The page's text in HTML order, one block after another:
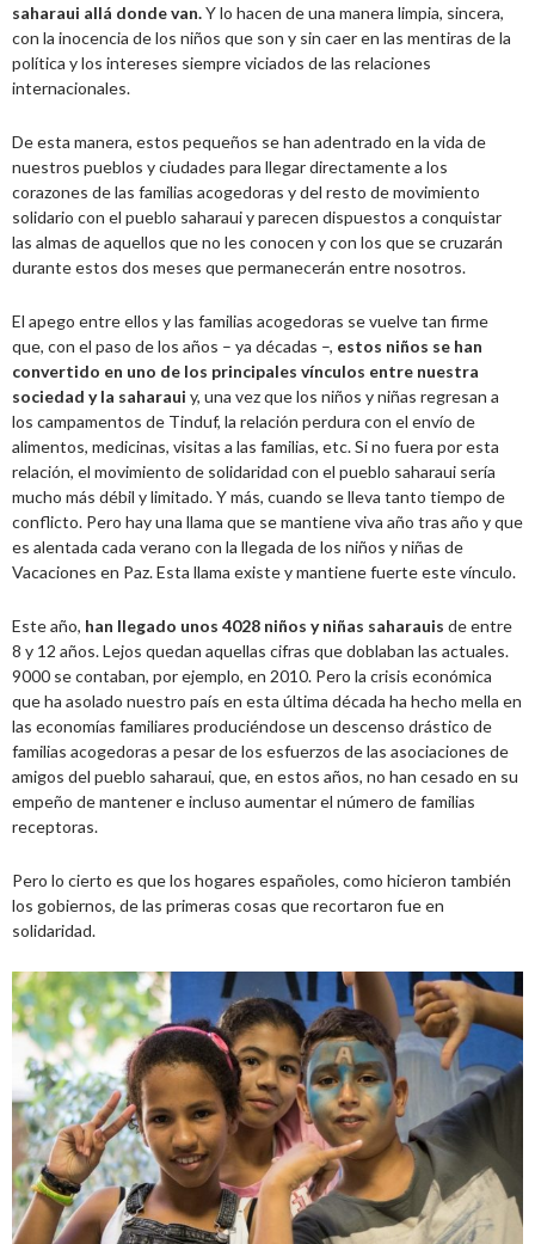
saharaui allá donde van.Y lo hacen de una manera limpia, sincera,
con la inocencia de los niños que son y sin caer en las mentiras de la
política y los intereses siempre viciados de las relaciones
internacionales.
De esta manera, estos pequeños se han adentrado en la vida de
nuestros pueblos y ciudades para llegar directamente a los
corazones de las familias acogedoras y del resto de movimiento
solidario con el pueblo saharaui y parecen dispuestos a conquistar
las almas de aquellos que no les conocen y con los que se cruzarán
durante estos dos meses que permanecerán entre nosotros.
El apego entre ellos y las familias acogedoras se vuelve tan firme
que, con el paso de los años – ya décadas –, estos niños se han
convertido en uno de los principales vínculos entre nuestra
sociedad y la saharaui y, una vez que los niños y niñas regresan a
los campamentos de Tinduf, la relación perdura con el envío de
alimentos, medicinas, visitas a las familias, etc. Si no fuera por esta
relación, el movimiento de solidaridad con el pueblo saharaui sería
mucho más débil y limitado. Y más, cuando se lleva tanto tiempo de
conflicto. Pero hay una llama que se mantiene viva año tras año y que
es alentada cada verano con la llegada de los niños y niñas de
Vacaciones en Paz. Esta llama existe y mantiene fuerte este vínculo.
Este año, han llegado unos 4028 niños y niñas saharauis de entre
8 y 12 años. Lejos quedan aquellas cifras que doblaban las actuales.
9000 se contaban, por ejemplo, en 2010. Pero la crisis económica
que ha asolado nuestro país en esta última década ha hecho mella en
las economías familiares produciéndose un descenso drástico de
familias acogedoras a pesar de los esfuerzos de las asociaciones de
amigos del pueblo saharaui, que, en estos años, no han cesado en su
empeño de mantener e incluso aumentar el número de familias
receptoras.
Pero lo cierto es que los hogares españoles, como hicieron también
los gobiernos, de las primeras cosas que recortaron fue en
solidaridad.